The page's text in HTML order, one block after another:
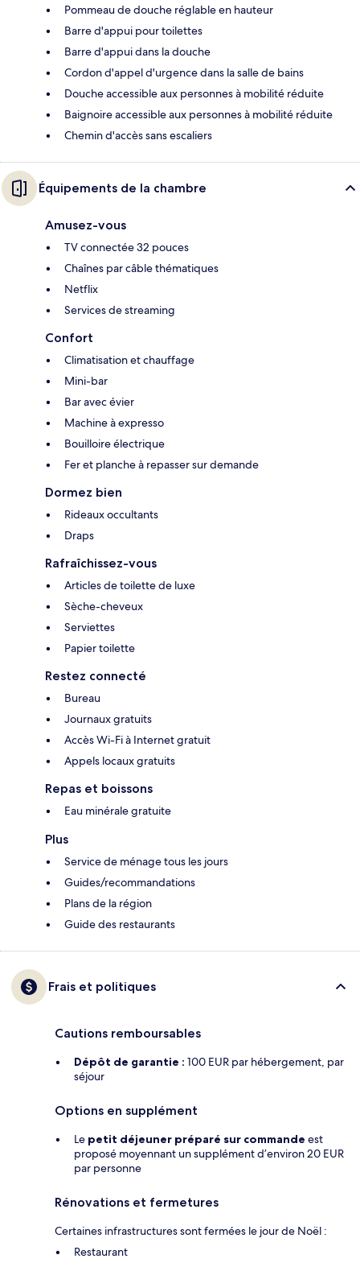
Pommeau de douche réglable en hauteur
Barre d'appui pour toilettes
Barre d'appui dans la douche
Cordon d'appel d'urgence dans la salle de bains
Douche accessible aux personnes à mobilité réduite
Baignoire accessible aux personnes à mobilité réduite
Chemin d'accès sans escaliers
Équipements de la chambre
Amusez-vous
TV connectée 32 pouces
Chaînes par câble thématiques
Netflix
Services de streaming
Confort
Climatisation et chauffage
Mini-bar
Bar avec évier
Machine à expresso
Bouilloire électrique
Fer et planche à repasser sur demande
Dormez bien
Rideaux occultants
Draps
Rafraîchissez-vous
Articles de toilette de luxe
Sèche-cheveux
Serviettes
Papier toilette
Restez connecté
Bureau
Journaux gratuits
Accès Wi-Fi à Internet gratuit
Appels locaux gratuits
Repas et boissons
Eau minérale gratuite
Plus
Service de ménage tous les jours
Guides/recommandations
Plans de la région
Guide des restaurants
Frais et politiques
Cautions remboursables
Dépôt de garantie : 100 EUR par hébergement, par
séjour
Options en supplément
Le petit déjeuner préparé sur commande est
proposé moyennant un supplément d’environ 20 EUR
par personne
Rénovations et fermetures
Certaines infrastructures sont fermées le jour de Noël :
Restaurant